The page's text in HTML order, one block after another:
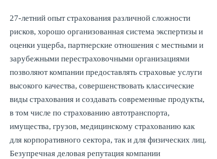
27-летний опыт страхования различной сложности
рисков, хорошо организованная система экспертизы и
оценки ущерба, партнерские отношения с местными и
зарубежными перестраховочными организациями
позволяют компании предоставлять страховые услуги
высокого качества, совершенствовать классические
виды страхования и создавать современные продукты,
в том числе по страхованию автотранспорта,
имущества, грузов, медицинскому страхованию как
для корпоративного сектора, так и для физических лиц.
Безупречная деловая репутация компании